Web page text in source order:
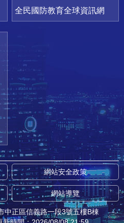
全民國防教育全球資訊網
網站安全政策
網站導覽
中正區信義路一段3號五樓B棟